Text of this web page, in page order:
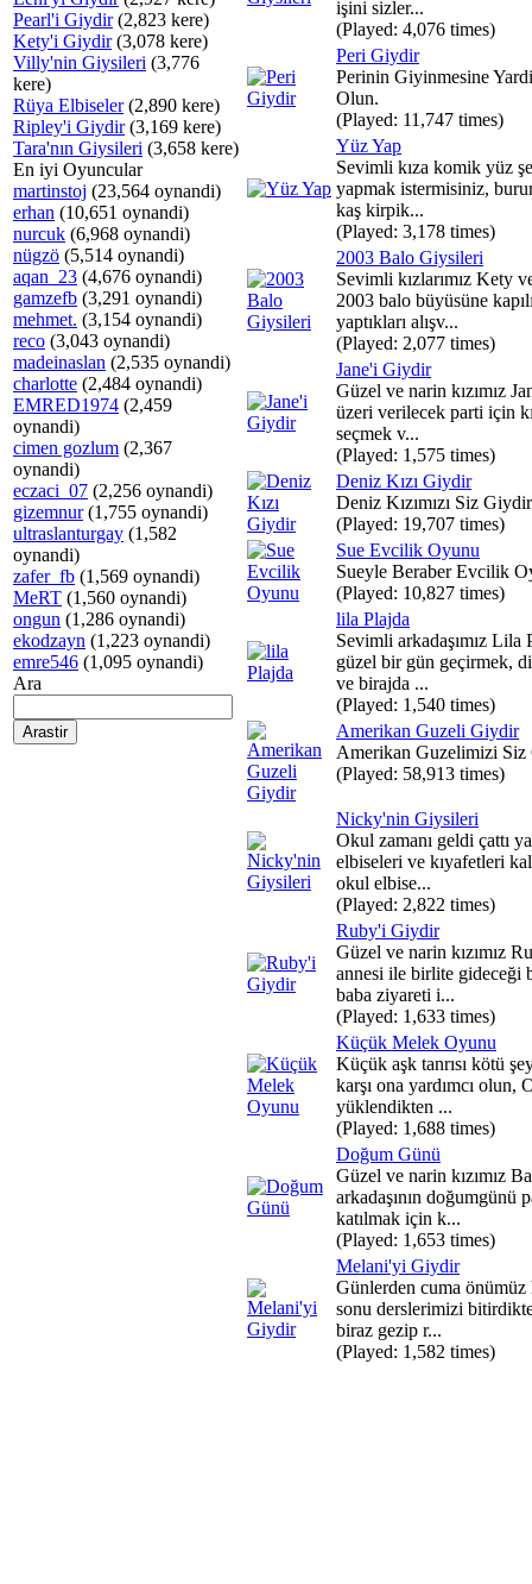
Pearl'i Giydir(2,823 kere)
Kety'i Giydir(3,078 kere)
Villy'nin Giysileri (3,776
kere)
Rüya Elbiseler(2,890 kere)
Ripley'i Giydir(3,169 kere)
Tara'nın Giysileri (3,658 kere)
En iyi Oyuncular
martinstoj (23,564 oynandi)
erhan (10,651 oynandi)
nurcuk (6,968 oynandi)
nügzö (5,514 oynandi)
aqan_23 (4,676 oynandi)
gamzefb (3,291 oynandi)
mehmet. (3,154 oynandi)
reco (3,043 oynandi)
madeinaslan (2,535 oynandi)
charlotte (2,484 oynandi)
EMRED1974 (2,459
oynandi)
cimen gozlum (2,367
oynandi)
eczaci_07 (2,256 oynandi)
gizemnur(1,755 oynandi)
ultraslanturgay (1,582
oynandi)
zafer_fb (1,569 oynandi)
MeRT (1,560 oynandi)
ongun (1,286 oynandi)
ekodzayn (1,223 oynandi)
emre546 (1,095 oynandi)
Ara
işini sizler...
(Played: 4,076 times)
Peri Giydir
Perinin Giyinmesine
Olun.
(Played: 11,747 times)
Yüz Yap
Sevimli kıza komik yüz
yapmak istermisiniz,
kaş kirpik...
(Played: 3,178 times)
2003 Balo Giysileri
Sevimli kızlarımız Kety
2003 balo büyüsüne
yaptıkları alışv...
(Played: 2,077 times)
Jane'i Giydir
Güzel ve narin kızımız
üzeri verilecek parti için
seçmek v...
(Played: 1,575 times)
Deniz Kızı Giydir
Deniz Kızımızı Siz
(Played: 19,707 times)
Sue Evcilik Oyunu
Sueyle Beraber Evcilik
(Played: 10,827 times)
lila Plajda
Sevimli arkadaşımız Lila
güzel bir gün geçirmek,
ve birajda ...
(Played: 1,540 times)
Amerikan Guzeli Giydir
Amerikan Guzelimizi
(Played: 58,913 times)
Nicky'nin Giysileri
Okul zamanı geldi çattı
elbiseleri ve kıyafetleri
okul elbise...
(Played: 2,822 times)
Ruby'i Giydir
Güzel ve narin kızımız
annesi ile birlite gideceği
baba ziyareti i...
(Played: 1,633 times)
Küçük Melek Oyunu
Küçük aşk tanrısı kötü
karşı ona yardımcı olun,
yüklendikten ...
(Played: 1,688 times)
Doğum Günü
Güzel ve narin kızımız
arkadaşının doğumgünü
katılmak için k...
(Played: 1,653 times)
Melani'yi Giydir
Günlerden cuma önümüz
sonu derslerimizi
biraz gezip r...
(Played: 1,582 times)